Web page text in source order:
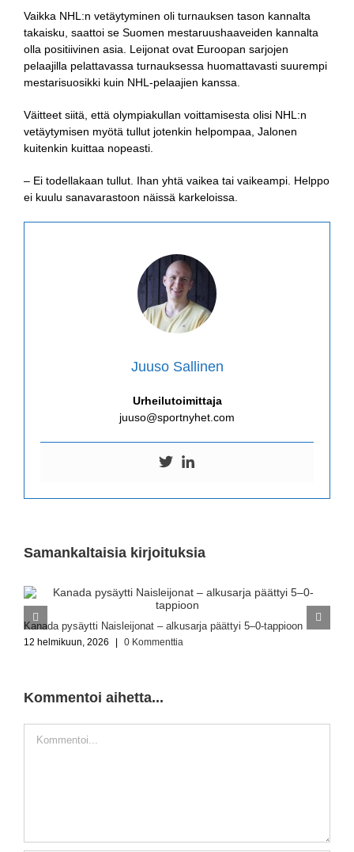
Vaikka NHL:n vetäytyminen oli turnauksen tason kannalta
takaisku, saattoi se Suomen mestaruushaaveiden kannalta
olla positiivinen asia. Leijonat ovat Euroopan sarjojen
pelaajilla pelattavassa turnauksessa huomattavasti suurempi
mestarisuosikki kuin NHL-pelaajien kanssa.
Väitteet siitä, että olympiakullan voittamisesta olisi NHL:n
vetäytymisen myötä tullut jotenkin helpompaa, Jalonen
kuitenkin kuittaa nopeasti.
– Ei todellakaan tullut. Ihan yhtä vaikea tai vaikeampi. Helppo
ei kuulu sanavarastoon näissä karkeloissa.
Juuso Sallinen
Urheilutoimittaja
juuso@sportnyhet.com
Samankaltaisia kirjoituksia
Kanada pysäytti Naisleijonat – alkusarja päättyi 5–0-tappioon
12 helmikuun, 2026 | 0 Kommenttia
Kommentoi aihetta...